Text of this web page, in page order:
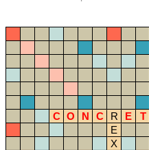
C O N C R E T
E
X